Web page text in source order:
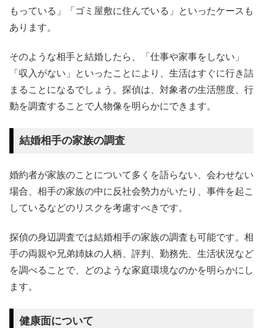
もっている」「ゴミ屋敷に住んでいる」といったケースも
あります。
そのような相手と結婚したら、「仕事や家事をしない」
「収入がない」といったことにより、生活はすぐに行き詰
まることになるでしょう。探偵は、対象者の生活態度、行
動を調査することで人物像を明らかにできます。
結婚相手の家族の調査
婚約者が家族のことについて多くを語らない、会わせない
場合、相手の家族の中に反社会勢力がいたり、事件を起こ
しているなどのリスクを考慮すべきです。
探偵の身辺調査では結婚相手の家族の調査も可能です。相
手の両親や兄弟姉妹の人柄、評判、勤務先、生活状況など
を調べることで、どのような家庭環境なのかを明らかにし
ます。
健康面について